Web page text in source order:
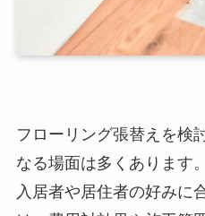
フローリング張替えを検
なる場面は多くあります
入居者や居住者の好みに